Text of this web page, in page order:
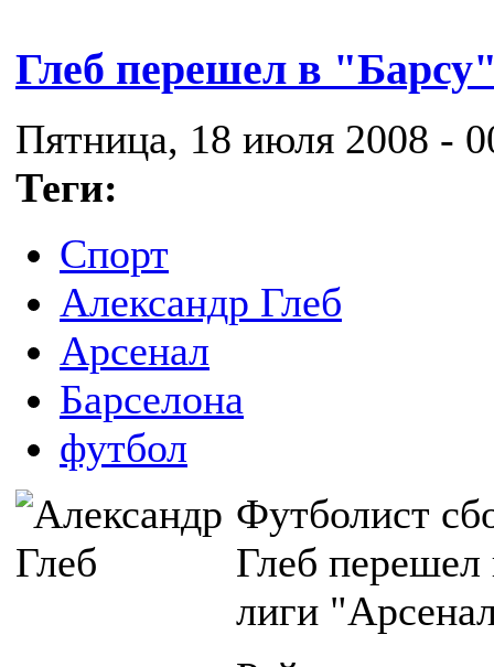
Глеб перешел в
Пятница, 18 июля 2008 -
Теги:
Спорт
Александр Глеб
Арсенал
Барселона
футбол
Футболист
Глеб перешел
лиги